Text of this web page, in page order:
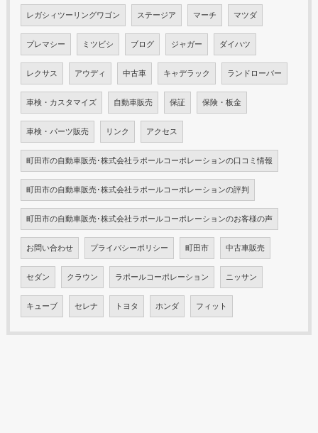
レガシィツーリングワゴン ステージア マーチ マツダ
プレマシー ミツビシ ブログ ジャガー ダイハツ
レクサス アウディ 中古車 キャデラック ランドローバー
車検・カスタマイズ 自動車販売 保証 保険・板金
車検・パーツ販売 リンク アクセス
町田市の自動車販売･株式会社ラポールコーポレーションの口コミ情報
町田市の自動車販売･株式会社ラポールコーポレーションの評判
町田市の自動車販売･株式会社ラポールコーポレーションのお客様の声
お問い合わせ プライバシーポリシー 町田市 中古車販売
セダン クラウン ラポールコーポレーション ニッサン
キューブ セレナ トヨタ ホンダ フィット